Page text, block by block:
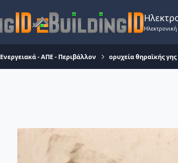
Ενεργειακά - ΑΠΕ - Περιβάλλον ορυχεία θηραϊκής